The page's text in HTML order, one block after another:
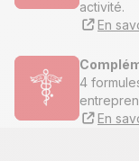
activité.
En
4
En